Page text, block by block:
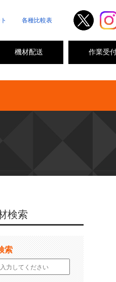
各種比較表
作業受
機材配送
検索
索